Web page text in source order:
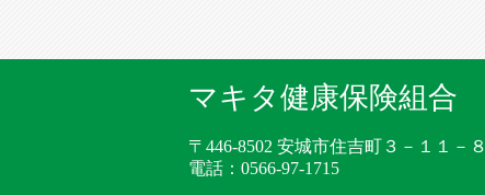
マキタ健康保険組合
〒446-8502 安城市住吉町３－１１－８
電話：0566-97-1715